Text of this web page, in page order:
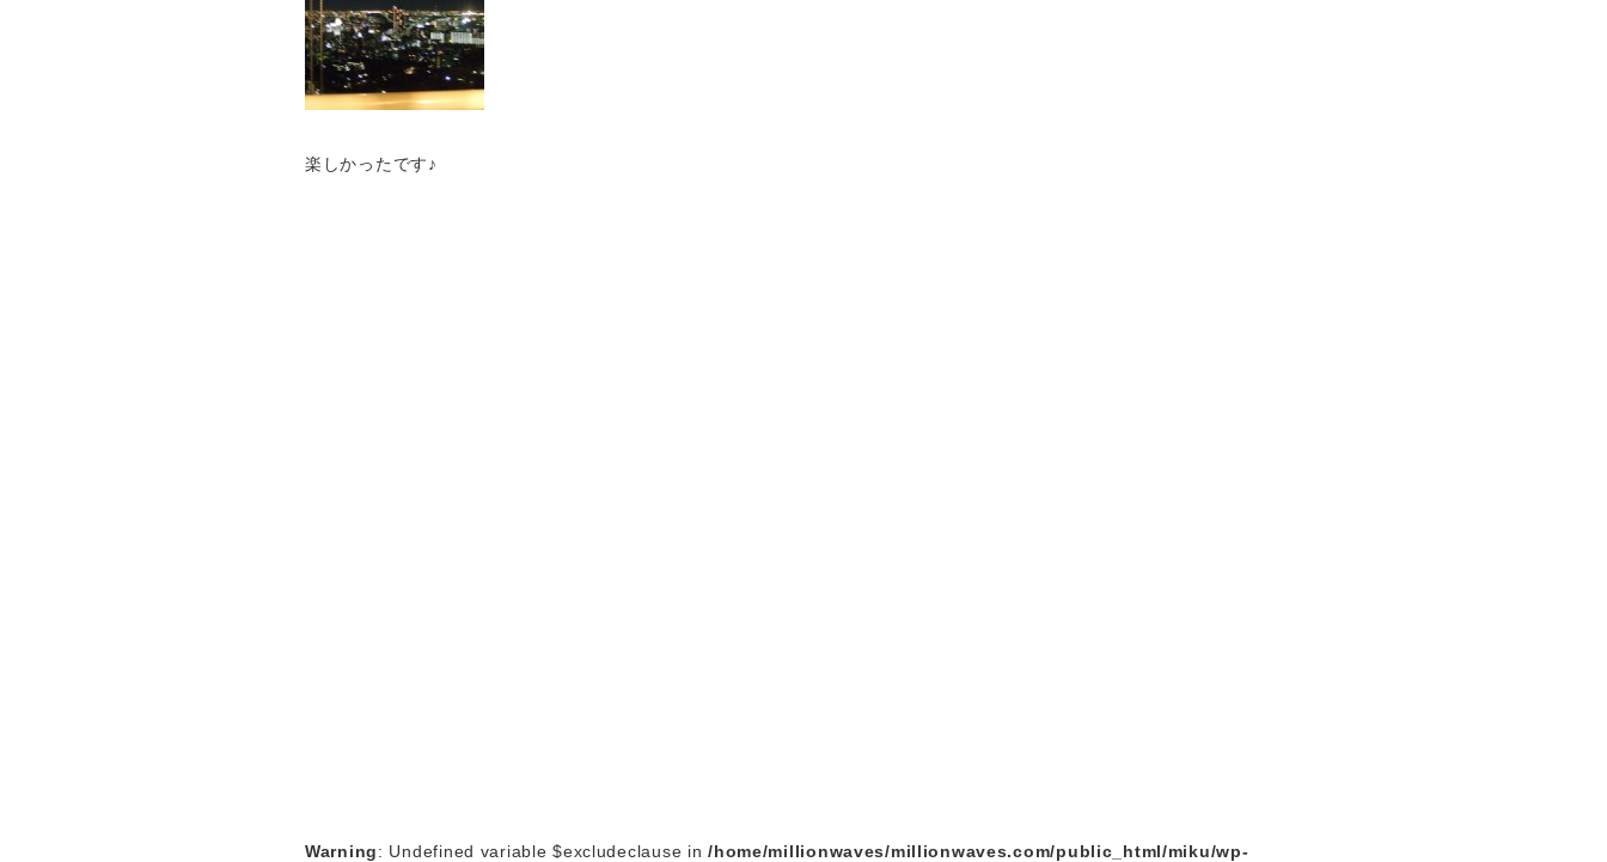
楽しかったです♪
Warning: Undefined variable $excludeclause in/home/millionwaves/millionwaves.com/public_html/miku/wp-